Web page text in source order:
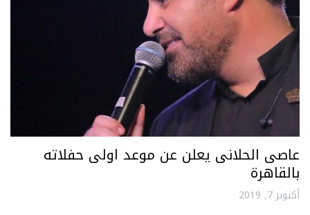
عاصى الحلانى يعلن عن موعد اولى حفلاته
بالقاهرة
أكتوبر 7, 2019